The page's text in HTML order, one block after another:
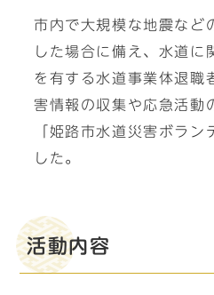
市内で大規模な地震など
した場合に備え、水道に
を有する水道事業体退職
害情報の収集や応急活動
「姫路市水道災害ボラ
した。
活動内容